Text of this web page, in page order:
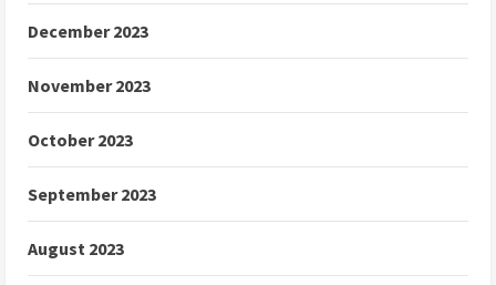
December 2023
November 2023
October 2023
September 2023
August 2023